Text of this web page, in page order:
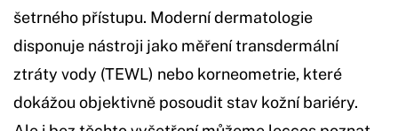
šetrného přístupu. Moderní dermatologie
disponuje nástroji jako měření transdermální
ztráty vody (TEWL) nebo korneometrie, které
dokážou objektivně posoudit stav kožní bariéry.